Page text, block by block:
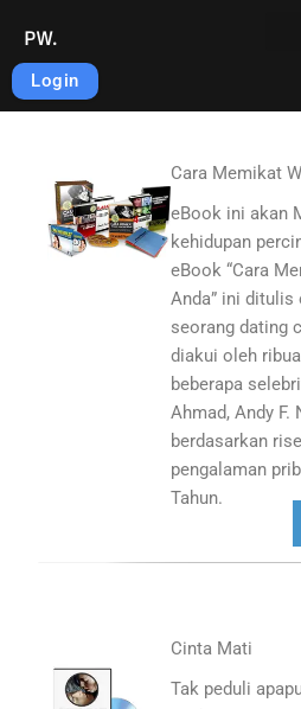
content
PW.
Login
Cara Memikat
eBook ini akan
kehidupan
eBook “Cara
Anda” ini ditulis
seorang dating
diakui oleh
beberapa
Ahmad, Andy F.
berdasarkan
pengalaman
Tahun.
Cinta Mati
Tak peduli